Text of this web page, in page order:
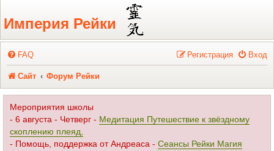
Регистрация
Империя Рейки
FAQ Вход
Регистрация
Сайт Форум Рейки
Мероприятия школы
- 6 августа - Четверг - Медитация Путешествие к звёздному
скоплению плеяд,
- Помощь, поддержка от Андреаса - Сеансы Рейки Магия